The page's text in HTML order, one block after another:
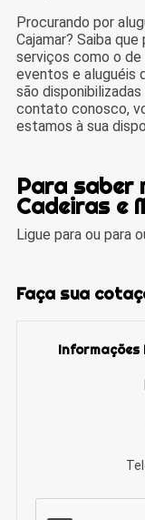
Procurando por
Cajamar? Saiba
serviços como o de
eventos e aluguéis
são
contato conosco,
estamos à sua
Para saber
Cadeiras e
Ligue para ou para
Faça sua
Informações